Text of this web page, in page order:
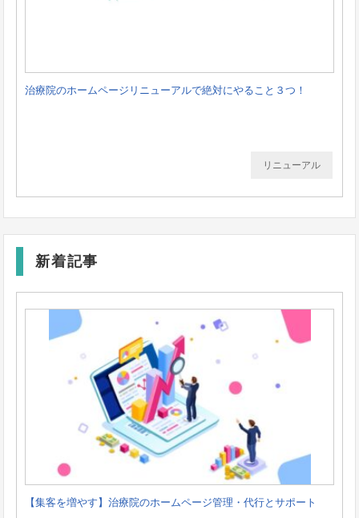
治療院のホームページリニューアルで絶対にやること３つ！
リニューアル
新着記事
【集客を増やす】治療院のホームページ管理・代行とサポート